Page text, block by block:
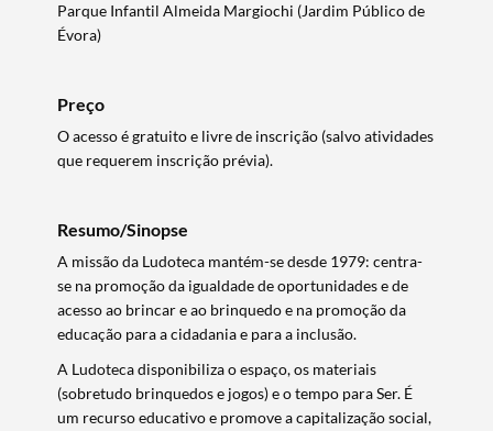
Termo de Pesquisa
Categorias gerais
Filtros
Parque Infantil Almeida Margiochi (Jardim Público de
Évora)
Preço
O acesso é gratuito e livre de inscrição (salvo atividades
que requerem inscrição prévia).
Resumo/Sinopse
A missão da Ludoteca mantém-se desde 1979: centra-
se na promoção da igualdade de oportunidades e de
acesso ao brincar e ao brinquedo e na promoção da
educação para a cidadania e para a inclusão.
A Ludoteca disponibiliza o espaço, os materiais
(sobretudo brinquedos e jogos) e o tempo para Ser. É
um recurso educativo e promove a capitalização social,